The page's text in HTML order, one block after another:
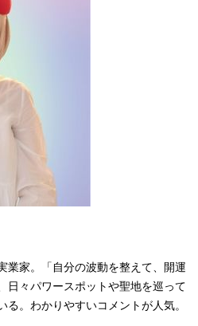
業家。「自分の波動を整えて、開運
日々パワースポットや聖地を巡って
。わかりやすいコメントが人気。